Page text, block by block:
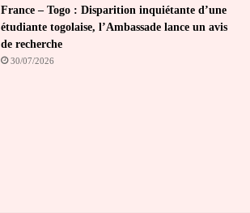
France – Togo : Disparition inquiétante d’une
étudiante togolaise, l’Ambassade lance un avis
de recherche
30/07/2026